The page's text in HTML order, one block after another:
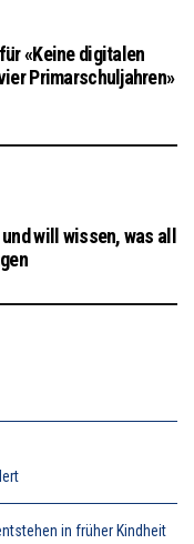
«Keine digitalen
Primarschuljahren»
will wissen, was all
in früher Kindheit